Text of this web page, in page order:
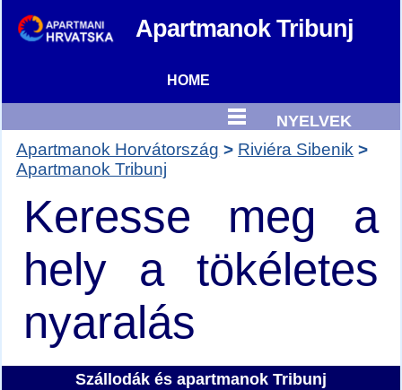
ApartmanokTribunj
HOME
NYELVEK
Apartmanok Horvátország
Riviéra Sibenik
Apartmanok Tribunj
Keresse meg a
hely a tökéletes
nyaralás
Szállodák és apartmanok Tribunj